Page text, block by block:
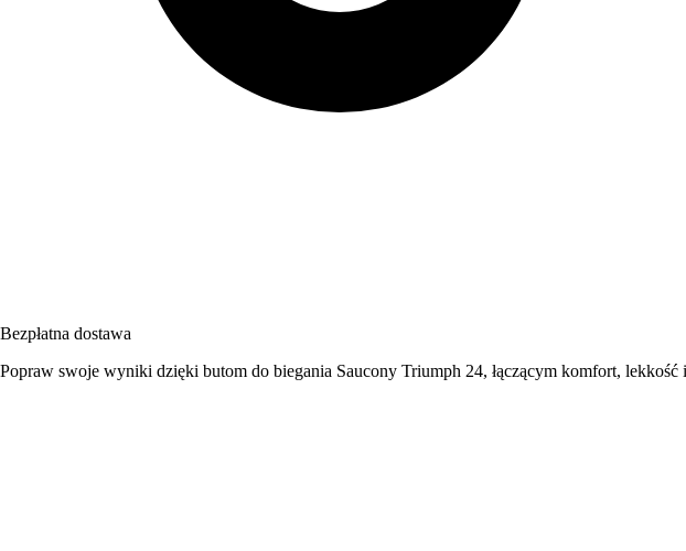
Bezpłatna dostawa
Popraw swoje wyniki dzięki butom do biegania Saucony Triumph 24, łączącym komfort,